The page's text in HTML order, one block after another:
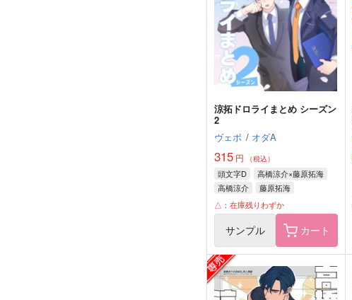
涼拓ドロライまとめ シーズン
2
ヴェポ / オダA
315 円 （税込）
頭文字D
高橋涼介×藤原拓海
高橋涼介
藤原拓海
△：在庫残りわずか
サンプル カート